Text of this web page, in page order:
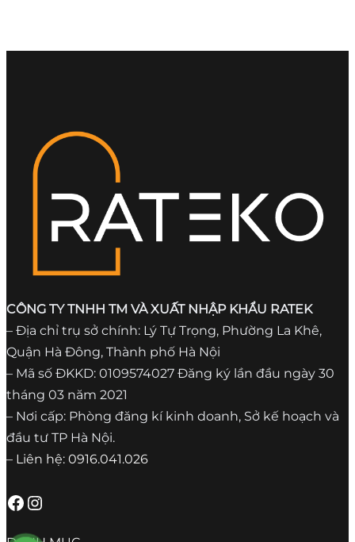
CÔNG TY TNHH TM VÀ XUẤT NHẬP KHẨU RATEK
– Địa chỉ trụ sở chính: Lý Tự Trọng, Phường La Khê,
Quận Hà Đông, Thành phố Hà Nội
– Mã số ĐKKD: 0109574027 Đăng ký lần đầu ngày 30
tháng 03 năm 2021
– Nơi cấp: Phòng đăng kí kinh doanh, Sở kế hoạch và
đầu tư TP Hà Nội.
– Liên hệ: 0916.041.026
Facebook Instagram